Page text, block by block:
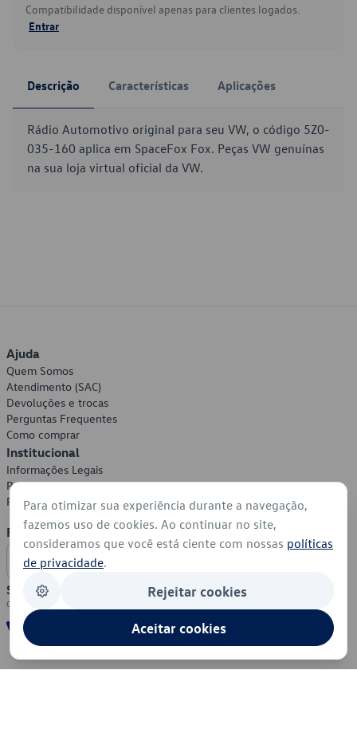
Compatibilidade disponível apenas para clientes logados.
Entrar
Descrição Características Aplicações
Rádio Automotivo original para seu VW, o código 5Z0-
035-160 aplica em SpaceFox Fox. Peças VW genuínas
na sua loja virtual oficial da VW.
Ajuda
Quem Somos
Atendimento (SAC)
Devoluções e trocas
Perguntas Frequentes
Como comprar
Institucional
Informações Legais
Política de Privacidade
Política de Cookies
Formas de Pagamento
Segurança
Para otimizar sua experiência durante a navegação,
fazemos uso de cookies. Ao continuar no site,
consideramos que você está ciente com nossas políticas
de privacidade.
Rejeitar cookies
Aceitar cookies